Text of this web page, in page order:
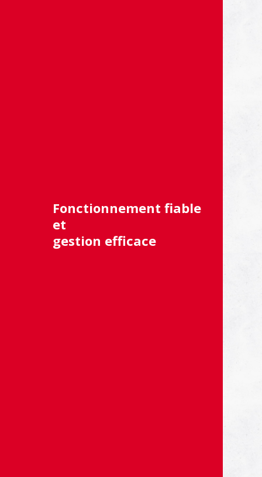
Fonctionnement fiable
et
gestion efficace